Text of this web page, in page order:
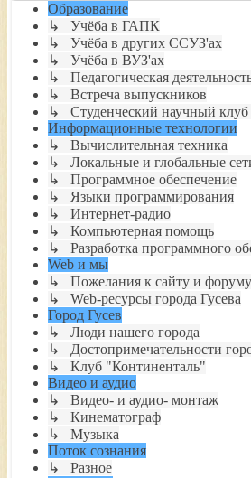
Образование
↳ Учёба в ГАПК
↳ Учёба в других ССУЗ'ах
↳ Учёба в ВУЗ'ах
↳ Педагогическая
↳ Встреча выпускников
↳ Студенческий научный
Информационные технологии
↳ Вычислительная техника
↳ Локальные и глобальные
↳ Программное обеспечение
↳ Языки программирования
↳ Интернет-радио
↳ Компьютерная помощь
↳ Разработка программного
Web и мы
↳ Пожелания к сайту и форуму
↳ Web-ресурсы города Гусева
Город Гусев
↳ Люди нашего города
↳ Достопримечательности
↳ Клуб "Континенталь"
Видео и аудио
↳ Видео- и аудио- монтаж
↳ Кинематограф
↳ Музыка
Поток сознания
↳ Разное